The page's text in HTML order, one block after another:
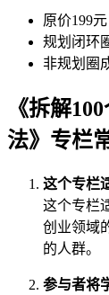
原价199
规划闭环
非规划圈
《拆解
法》专栏
这个专栏
这个专栏
创业领域
的人群。
参与者将